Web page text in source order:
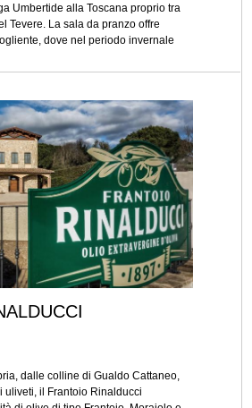
Umbertide alla Toscana proprio tra
Tevere. La sala da pranzo offre
dove nel periodo invernale
dalle colline di Gualdo Cattaneo,
uliveti, il Frantoio Rinalducci